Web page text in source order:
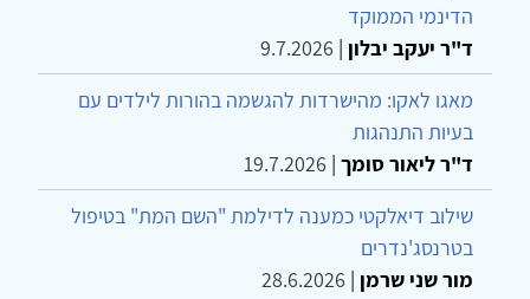
הדינמי הממוקד
ד"ר יעקב יבלון |
9.7.2026
מאגו לאקו: מהישרדות להגשמה בהורות לילדים עם
בעיות התנהגות
ד"ר ליאור סומך |
19.7.2026
שילוב דיאלקטי כמענה לדילמת "השם המת" בטיפול
בטרנסג'נדרים
מור שני שרמן |
28.6.2026